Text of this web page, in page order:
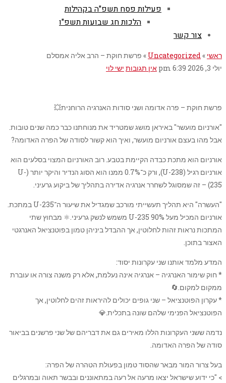
פעילות פסח תשפ"ה בקהילות
הלכות חג שבועות תשפ"ו
צור קשר
ראשי »
Uncategorized
» פרשת חוקת – הרב אליה אמסלם
יולי 3, 2026
6:39 pm אין תגובות ישי לוי
פרשת חוקת – פרה אדומה ושני סודות האנרגיה הרוחנית💥
"אורניום מועשר" באיראן מושג שמטריד את מנוחתנו כבר כמה שנים טובות.
אבל מהו בעצם אורניום מועשר, ואיך הוא קשור לסודה של הפרה האדומה?
אורניום הוא מתכת כבדה הקיימת בטבע. רוב האורניום המצוי בסלעים הוא
אורניום רגיל (U-238), ורק כ־0.7% ממנו הוא הסוג הנדיר והיקר יותר (U-
235) – זה שמסוגל לשחרר אנרגיה אדירה בתהליך של ביקוע גרעיני.
"העשרה" היא תהליך תעשייתי מורכב שמגדיל את שיעור ה־U-235 במתכת.
אורניום המכיל מעל 90% U-235 משמש לנשק גרעיני.⚛️ מבחוץ שתי
המתכות נראות זהות לחלוטין, אך ההבדל ביניהן טמון בפוטנציאל האנרגטי
האצור בתוכן.
המדע מלמד אותנו שני עקרונות יסוד:
* חוק שימור האנרגיה – אנרגיה אינה נעלמת, אלא רק משנה צורה או עוברת
ממקום למקום.🔄
* עקרון הפוטנציאל – שני גופים יכולים להיראות זהים לחלוטין, אך
הפוטנציאל הפנימי שלהם שונה בתכלית.💎
נדמה ששני העקרונות הללו מאירים גם את דבריהם של שני פרשנים בביאור
סודה של הפרה האדומה.
בעל צרור המור מבאר שהסוד טמון בפעולת הטהרה של הפרה:
> "כי ידוע שישראל יצאו מרעה אל רעה במתאוננים ובבשר תאוה ובמרגלים